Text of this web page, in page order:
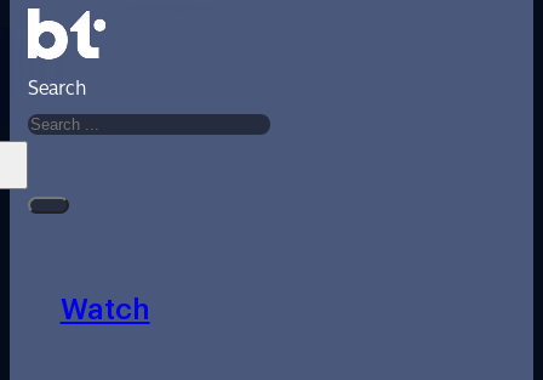
Search
Watch